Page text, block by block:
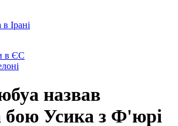
Ірані
в ЄС
назвав
бою Усика з Ф'юрі